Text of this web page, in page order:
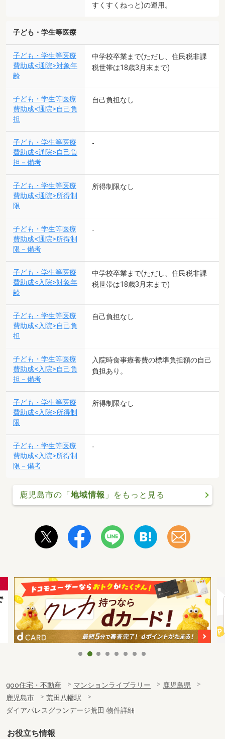
すくすくねっと)の運用。
子ども・学生等医療
子ども・学生等医療
費助成<通院>対象年
齢
中学校卒業まで(ただし、住民税非課
税世帯は18歳3月末まで)
子ども・学生等医療
費助成<通院>自己負
担
自己負担なし
子ども・学生等医療
費助成<通院>自己負
担－備考
-
子ども・学生等医療
費助成<通院>所得制
限
所得制限なし
子ども・学生等医療
費助成<通院>所得制
限－備考
-
子ども・学生等医療
費助成<入院>対象年
齢
中学校卒業まで(ただし、住民税非課
税世帯は18歳3月末まで)
子ども・学生等医療
費助成<入院>自己負
担
自己負担なし
子ども・学生等医療
費助成<入院>自己負
担－備考
入院時食事療養費の標準負担額の自己
負担あり。
子ども・学生等医療
費助成<入院>所得制
限
所得制限なし
子ども・学生等医療
費助成<入院>所得制
限－備考
-
鹿児島市の「地域情報 」をもっと見る
goo住宅・不動産 マンションライブラリー
鹿児島県
鹿児島市
荒田八幡駅
ダイアパレスグランデージ荒田 物件詳細
お役立ち情報